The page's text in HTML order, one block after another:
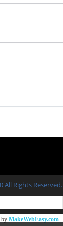
Rights Reserved.
by MakeWebEasy.com